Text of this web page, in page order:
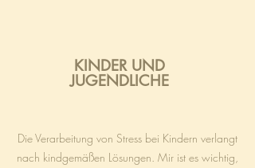
KINDER UND
JUGENDLICHE
Die Verarbeitung von Stress bei Kindern verlangt
nach kindgemäßen Lösungen. Mir ist es wichtig,